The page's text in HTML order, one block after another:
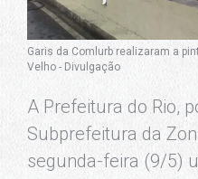
Garis da Comlurb realizaram a
Velho - Divulgação
A Prefeitura do Rio,
Subprefeitura da
segunda-feira (9/5)